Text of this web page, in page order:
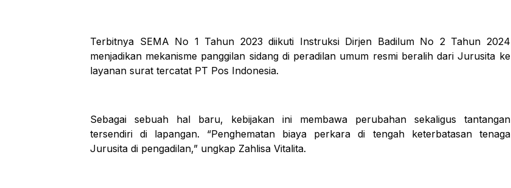
Terbitnya SEMA No 1 Tahun 2023 diikuti Instruksi Dirjen Badilum No 2 Tahun 2024
menjadikan mekanisme panggilan sidang di peradilan umum resmi beralih dari Jurusita ke
layanan surat tercatat PT Pos Indonesia.
Sebagai sebuah hal baru, kebijakan ini membawa perubahan sekaligus tantangan
tersendiri di lapangan. “Penghematan biaya perkara di tengah keterbatasan tenaga
Jurusita di pengadilan,” ungkap Zahlisa Vitalita.